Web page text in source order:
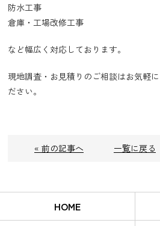
防水工事
倉庫・工場改修工事
など幅広く対応しております。
現地調査・お見積りのご相談はお気軽に
ださい。
« 前の記事へ 一覧に戻る
HOME